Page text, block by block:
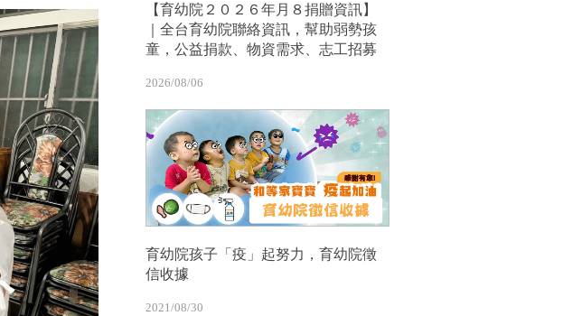
【育幼院２０２６年月８捐贈資訊】
｜全台育幼院聯絡資訊，幫助弱勢孩
童，公益捐款、物資需求、志工招募
2026/08/06
育幼院孩子「疫」起努力，育幼院徵
信收據
2021/08/30